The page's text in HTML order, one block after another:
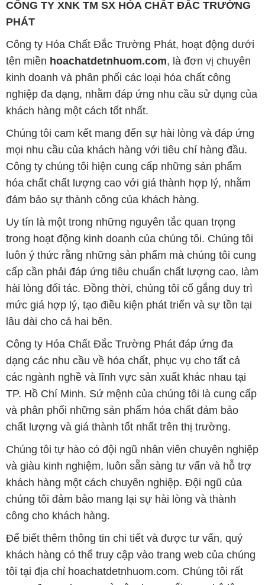
CÔNG TY XNK TM SX HÓA CHẤT ĐẮC TRƯỜNG
PHÁT
Công ty Hóa Chất Đắc Trường Phát, hoạt động dưới
tên miền hoachatdetnhuom.com, là đơn vị chuyên
kinh doanh và phân phối các loại hóa chất công
nghiệp đa dạng, nhằm đáp ứng nhu cầu sử dụng của
khách hàng một cách tốt nhất.
Chúng tôi cam kết mang đến sự hài lòng và đáp ứng
mọi nhu cầu của khách hàng với tiêu chí hàng đầu.
Công ty chúng tôi hiện cung cấp những sản phẩm
hóa chất chất lượng cao với giá thành hợp lý, nhằm
đảm bảo sự thành công của khách hàng.
Uy tín là một trong những nguyên tắc quan trọng
trong hoạt động kinh doanh của chúng tôi. Chúng tôi
luôn ý thức rằng những sản phẩm mà chúng tôi cung
cấp cần phải đáp ứng tiêu chuẩn chất lượng cao, làm
hài lòng đối tác. Đồng thời, chúng tôi cố gắng duy trì
mức giá hợp lý, tạo điều kiện phát triển và sự tồn tại
lâu dài cho cả hai bên.
Công ty Hóa Chất Đắc Trường Phát đáp ứng đa
dạng các nhu cầu về hóa chất, phục vụ cho tất cả
các ngành nghề và lĩnh vực sản xuất khác nhau tại
TP. Hồ Chí Minh. Sứ mệnh của chúng tôi là cung cấp
và phân phối những sản phẩm hóa chất đảm bảo
chất lượng và giá thành tốt nhất trên thị trường.
Chúng tôi tự hào có đội ngũ nhân viên chuyên nghiệp
và giàu kinh nghiệm, luôn sẵn sàng tư vấn và hỗ trợ
khách hàng một cách chuyên nghiệp. Đội ngũ của
chúng tôi đảm bảo mang lại sự hài lòng và thành
công cho khách hàng.
Để biết thêm thông tin chi tiết và được tư vấn, quý
khách hàng có thể truy cập vào trang web của chúng
tôi tại địa chỉ hoachatdetnhuom.com. Chúng tôi rất